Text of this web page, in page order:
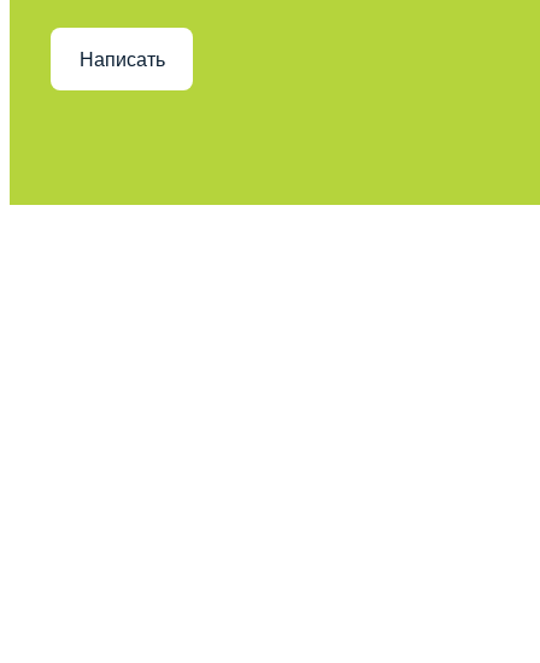
Написать